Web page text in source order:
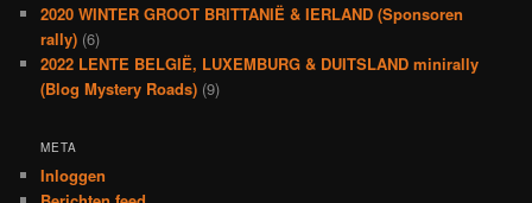
2020 WINTER GROOT BRITTANIË & IERLAND (Sponsoren
rally) (6)
2022 LENTE BELGIË, LUXEMBURG & DUITSLAND minirally
(Blog Mystery Roads) (9)
META
Inloggen